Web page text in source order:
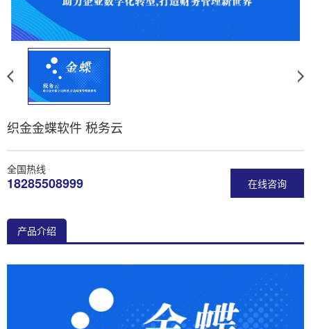
织金金蝶软件 税务云
在线咨询
全国热线
18285508999
产品介绍